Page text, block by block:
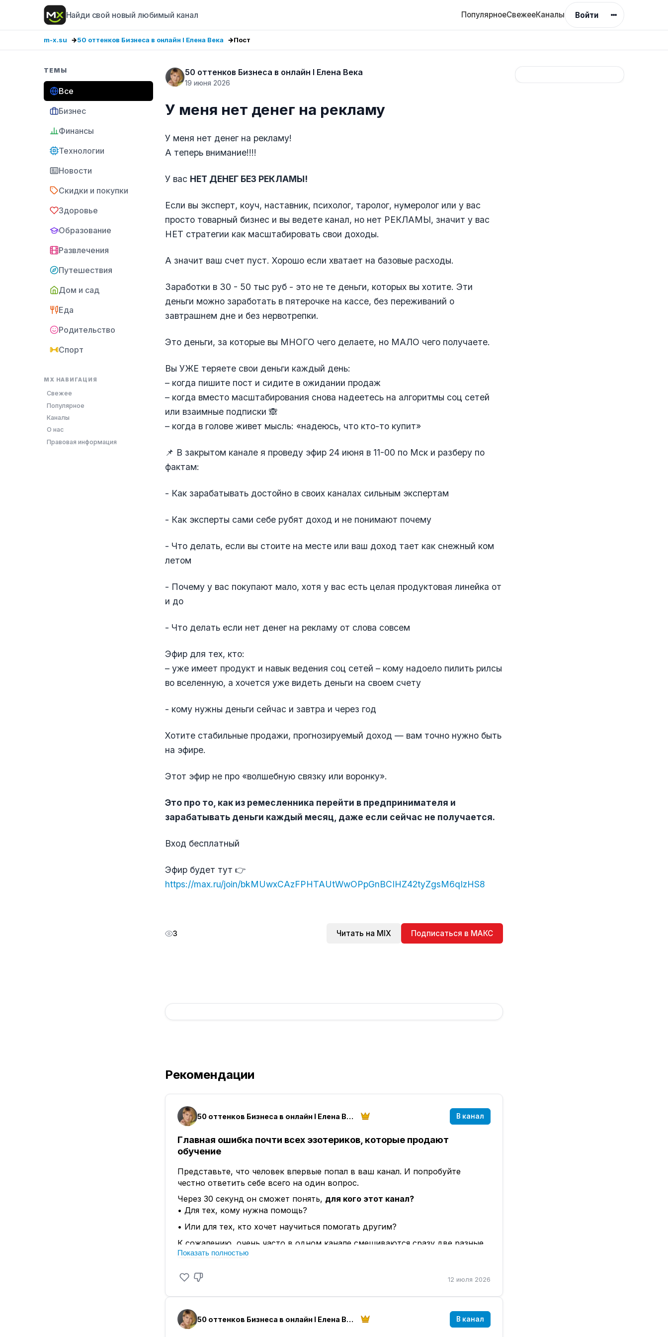
Найди свой новый любимый канал ПопулярноеСвежееКаналы Войти
m-x.su 50 оттенков Бизнеса в онлайн I Елена Века Пост
ТЕМЫ
Все
Бизнес
Финансы
Технологии
Новости
Скидки и покупки
Здоровье
Образование
Развлечения
Путешествия
Дом и сад
Еда
Родительство
Спорт
MX НАВИГАЦИЯ
Свежее
Популярное
Каналы
О нас
Правовая информация
50 оттенков Бизнеса в онлайн I Елена Века
19 июня 2026
У меня нет денег на рекламу
У меня нет денег на рекламу!
А теперь внимание!!!!
У вас НЕТ ДЕНЕГ БЕЗ РЕКЛАМЫ!
Если вы эксперт, коуч, наставник, психолог, таролог, нумеролог или у вас
просто товарный бизнес и вы ведете канал, но нет РЕКЛАМЫ, значит у вас
НЕТ стратегии как масштабировать свои доходы.
А значит ваш счет пуст. Хорошо если хватает на базовые расходы.
Заработки в 30 - 50 тыс руб - это не те деньги, которых вы хотите. Эти
деньги можно заработать в пятерочке на кассе, без переживаний о
завтрашнем дне и без нервотрепки.
Это деньги, за которые вы МНОГО чего делаете, но МАЛО чего получаете.
Вы УЖЕ теряете свои деньги каждый день:
– когда пишите пост и сидите в ожидании продаж
– когда вместо масштабирования снова надеетесь на алгоритмы соц сетей
или взаимные подписки 🙈
– когда в голове живет мысль: «надеюсь, что кто-то купит»
📌 В закрытом канале я проведу эфир 24 июня в 11-00 по Мск и разберу по
фактам:
- Как зарабатывать достойно в своих каналах сильным экспертам
- Как эксперты сами себе рубят доход и не понимают почему
- Что делать, если вы стоите на месте или ваш доход тает как снежный ком
летом
- Почему у вас покупают мало, хотя у вас есть целая продуктовая линейка от
и до
- Что делать если нет денег на рекламу от слова совсем
Эфир для тех, кто:
– уже имеет продукт и навык ведения соц сетей – кому надоело пилить рилсы
во вселенную, а хочется уже видеть деньги на своем счету
- кому нужны деньги сейчас и завтра и через год
Хотите стабильные продажи, прогнозируемый доход — вам точно нужно быть
на эфире.
Этот эфир не про «волшебную связку или воронку».
Это про то, как из ремесленника перейти в предпринимателя и
зарабатывать деньги каждый месяц, даже если сейчас не получается.
Вход бесплатный
Эфир будет тут 👉
https://max.ru/join/bkMUwxCAzFPHTAUtWwOPpGnBCIHZ42tyZgsM6qIzHS8
3 Читать на MIX Подписаться в МАКС
Рекомендации
50 оттенков Бизнеса в онлайн I Елена Века В канал
Главная ошибка почти всех эзотериков, которые продают
обучение
Представьте, что человек впервые попал в ваш канал. И попробуйте
честно ответить себе всего на один вопрос.
Через 30 секунд он сможет понять, для кого этот канал?
• Для тех, кому нужна помощь?
• Или для тех, кто хочет научиться помогать другим?
К сожалению, очень часто в одном канале смешиваются сразу две разные
аудитории :
• Одни люди ищут решение своей проблемы.
Если сегодня вы пишете, как снять негатив. Завтра рассказываете о
лечении. Послезавтра приглашаете на обучение. То новый человек просто
Показать полностью
12 июля 2026
50 оттенков Бизнеса в онлайн I Елена Века В канал